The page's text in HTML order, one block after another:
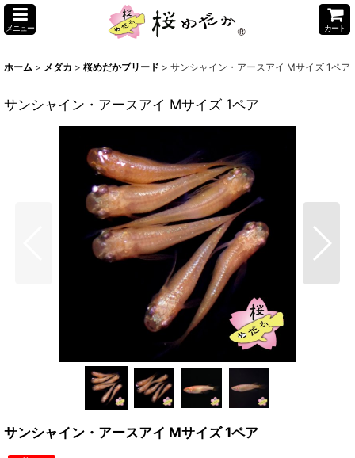
メニュー カート
ホーム > メダカ > 桜めだかブリード > サンシャイン・アースアイ Mサイズ 1ペア
サンシャイン・アースアイ Mサイズ 1ペア
サンシャイン・アースアイ Mサイズ 1ペア